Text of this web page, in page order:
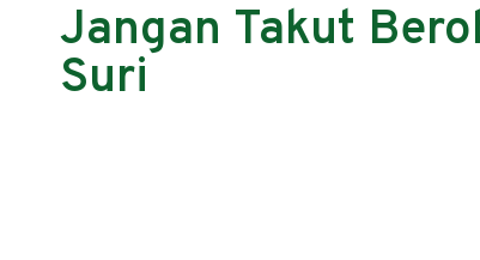
Jangan Takut
Suri